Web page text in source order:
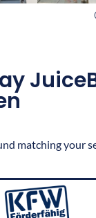
matching your